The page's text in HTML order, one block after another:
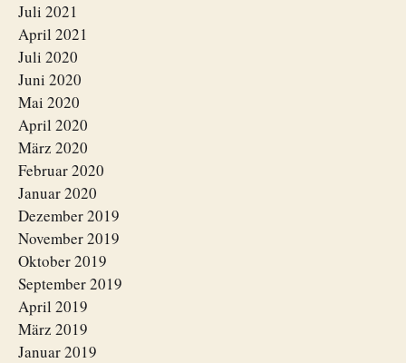
Juli 2021
April 2021
Juli 2020
Juni 2020
Mai 2020
April 2020
März 2020
Februar 2020
Januar 2020
Dezember 2019
November 2019
Oktober 2019
September 2019
April 2019
März 2019
Januar 2019